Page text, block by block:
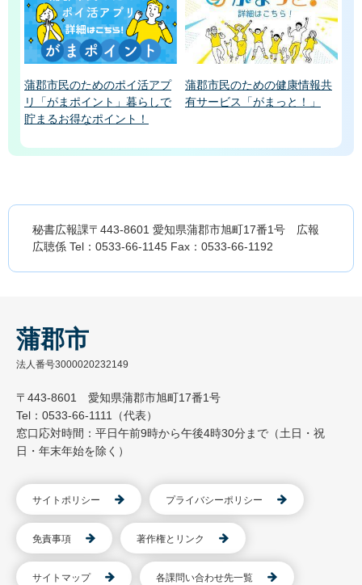
蒲郡市民のためのポイ活アプ
リ「がまポイント」暮らしで
貯まるお得なポイント！
蒲郡市民のための健康情報共
有サービス「がまっと！」
秘書広報課〒443-8601 愛知県蒲郡市旭町17番1号 広報
広聴係 Tel：0533-66-1145 Fax：0533-66-1192
蒲郡市
法人番号3000020232149
〒443-8601 愛知県蒲郡市旭町17番1号
Tel：0533-66-1111（代表）
窓口応対時間：平日午前9時から午後4時30分まで（土日・祝
日・年末年始を除く）
サイトポリシー プライバシーポリシー
免責事項 著作権とリンク
サイトマップ 各課問い合わせ先一覧